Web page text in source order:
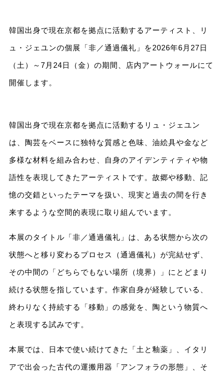
韓国出身で現在京都を拠点に活動するアーティスト、リ
ュ・ジェユンの個展「非／通過儀礼」を2026年6月27日
（土）～7月24日（金）の期間、店内アートウォールにて
開催します。
韓国出身で現在京都を拠点に活動するリュ・ジェユン
は、陶芸をベースに独特な質感と色味、油絵具や金など
多様な材料を組み合わせ、自身のアイデンティティや物
語性を表現してきたアーティストです。故郷や移動、記
憶の交錯といったテーマを扱い、現実と過去の間を行き
来するような空間的表現に取り組んでいます。
本展のタイトル「非／通過儀礼」は、ある状態から次の
状態へと移り変わるプロセス（通過儀礼）が完結せず、
その中間の「どちらでもない場所（境界）」にとどまり
続ける状態を指しています。作家自身が経験している、
終わりなく持続する「移動」の感覚を、陶という物質へ
と表現する試みです。
本展では、日本で使い続けてきた「土と釉薬」、イタリ
アで出会った古代の運搬用器「アンフォラの形態」、そ